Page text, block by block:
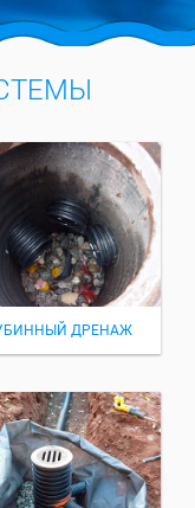
ДРЕНАЖ